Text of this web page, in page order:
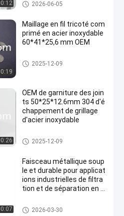
ndustrielles
Grillage tricoté comprimé
2026-06-05
Maillage en fil tricoté com
primé en acier inoxydable
60*41*25,6 mm OEM
Grillage tricoté comprimé
2025-12-09
OEM de garniture des join
ts 50*25*12.6mm 304 d'é
chappement de grillage
d'acier inoxydable
Grillage tricoté comprimé
2025-12-09
Faisceau métallique soup
le et durable pour applicat
ions industrielles de filtra
tion et de séparation en a
Grillage tricoté comprimé
2026-03-30